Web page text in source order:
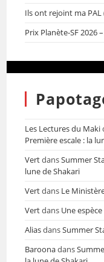
Ils ont rejoint ma PAL
Prix Planète-SF 2026
Les Lectures du Maki
Première escale : la
VertdansSummer
lune de Shakari
Vertdans Le
Vertdans Une
AliasdansSummer
Baroonadans